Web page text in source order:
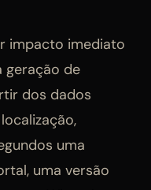
impacto imediato
geração de
dos dados
uma
uma versão